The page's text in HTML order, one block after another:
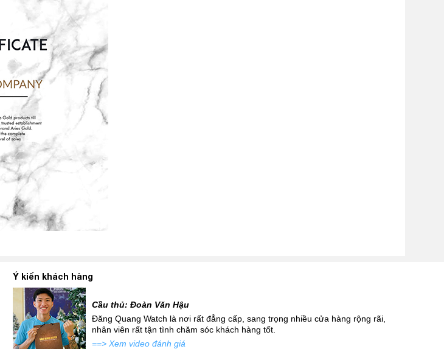
Ý kiến khách hàng
Cầu thủ: Đoàn Văn Hậu
Đăng Quang Watch là nơi rất đẳng cấp, sang trọng nhiều cửa hàng rộng rãi,
nhân viên rất tận tình chăm sóc khách hàng tốt.
==> Xem video đánh giá